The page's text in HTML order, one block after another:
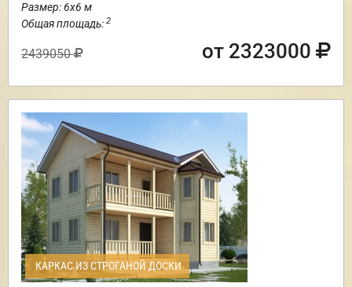
Размер: 6х6 м
Общая площадь: 2
2439050 от 2323000
КАРКАС ИЗ СТРОГАНОЙ ДОСКИ